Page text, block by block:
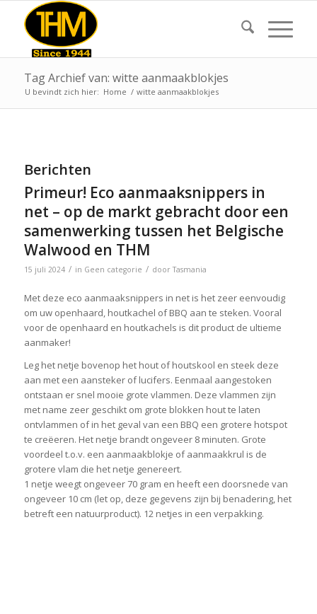
Tag Archief van: witte aanmaakblokjes
U bevindt zich hier: Home / witte aanmaakblokjes
Berichten
Primeur! Eco aanmaaksnippers in
net – op de markt gebracht door een
samenwerking tussen het Belgische
Walwood en THM
15 juli 2024 / in Geen categorie / doorTasmania
Met deze eco aanmaaksnippers in net is het zeer eenvoudig
om uw openhaard, houtkachel of BBQ aan te steken. Vooral
voor de openhaard en houtkachels is dit product de ultieme
aanmaker!
Leg het netje bovenop het hout of houtskool en steek deze
aan met een aansteker of lucifers. Eenmaal aangestoken
ontstaan er snel mooie grote vlammen. Deze vlammen zijn
met name zeer geschikt om grote blokken hout te laten
ontvlammen of in het geval van een BBQ een grotere hotspot
te creëeren. Het netje brandt ongeveer 8 minuten. Grote
voordeel t.o.v. een aanmaakblokje of aanmaakkrul is de
grotere vlam die het netje genereert.
1 netje weegt ongeveer 70 gram en heeft een doorsnede van
ongeveer 10 cm (let op, deze gegevens zijn bij benadering, het
betreft een natuurproduct). 12 netjes in een verpakking.